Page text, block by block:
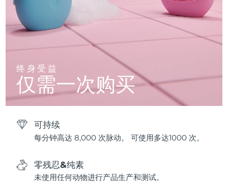
终身受益
仅需一次购买
可持续
每分钟高达 8,000 次脉动。 可使用多达1000 次。
零残忍&纯素
未使用任何动物进行产品生产和测试。